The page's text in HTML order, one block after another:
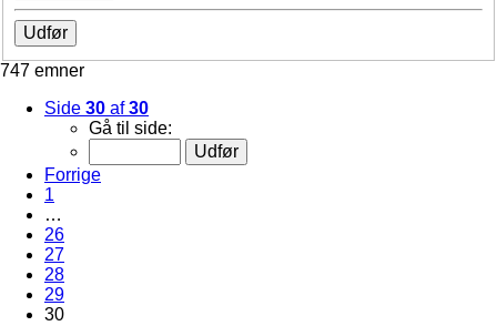
747 emner
Side 30 af30
Gå til side:
Forrige
1
…
26
27
28
29
30